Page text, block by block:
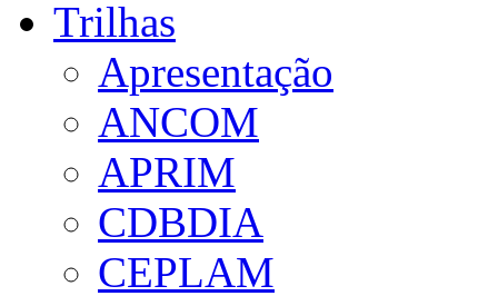
Trilhas
Apresentação
ANCOM
APRIM
CDBDIA
CEPLAM